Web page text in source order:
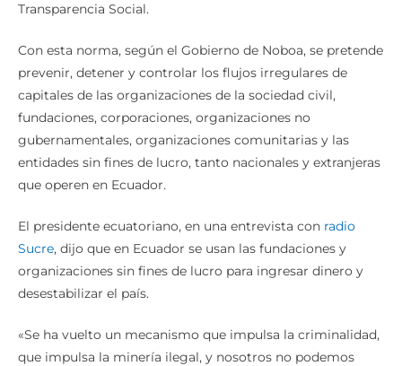
Transparencia Social.
Con esta norma, según el Gobierno de Noboa, se pretende
prevenir, detener y controlar los flujos irregulares de
capitales de las organizaciones de la sociedad civil,
fundaciones, corporaciones, organizaciones no
gubernamentales, organizaciones comunitarias y las
entidades sin fines de lucro, tanto nacionales y extranjeras
que operen en Ecuador.
El presidente ecuatoriano, en una entrevista con radio
Sucre, dijo que en Ecuador se usan las fundaciones y
organizaciones sin fines de lucro para ingresar dinero y
desestabilizar el país.
«Se ha vuelto un mecanismo que impulsa la criminalidad,
que impulsa la minería ilegal, y nosotros no podemos